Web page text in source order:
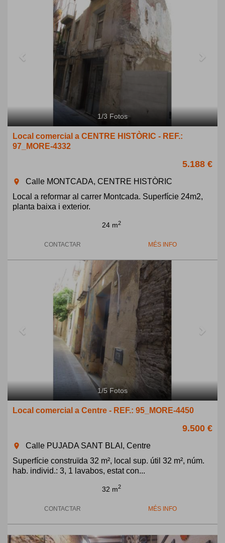
1/3 Fotos
Local comercial a CENTRE HISTÒRIC - REF.:
97_MORE-4332
5.188 €
room
Calle MONTCADA, CENTRE HISTÒRIC
Local a reformar al carrer Montcada. Superfície 24m2,
planta baixa i exterior.
24 m2
CONTACTAR MÉS INFO
1/5Fotos
Local comercial a Centre - REF.: 95_MORE-4450
9.500 €
room
Calle PUJADA SANT BLAI, Centre
Superfície construïda 32 m², local sup. útil 32 m², núm.
hab. individ.: 3, 1 lavabos, estat con...
32 m2
CONTACTAR MÉS INFO